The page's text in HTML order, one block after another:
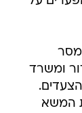
מסר
ומשרד
המשא